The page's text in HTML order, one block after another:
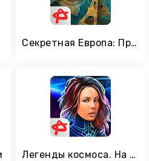
Секретная Европа: Приключение на поиск предметов
Легенды космоса. На краю Вселенной